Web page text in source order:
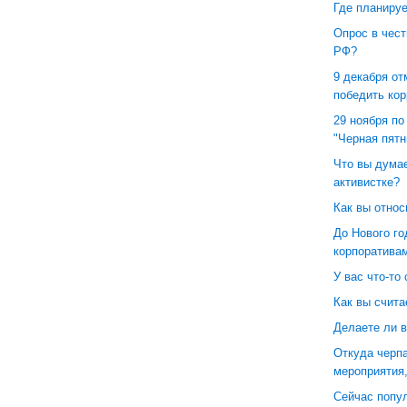
Где
Опрос в
РФ?
9 декабря
победить
29 ноября
"Черная
Что вы
активистке?
Как вы
До Нового
У вас что-то
Как вы
Делаете ли
Откуда
Сейчас